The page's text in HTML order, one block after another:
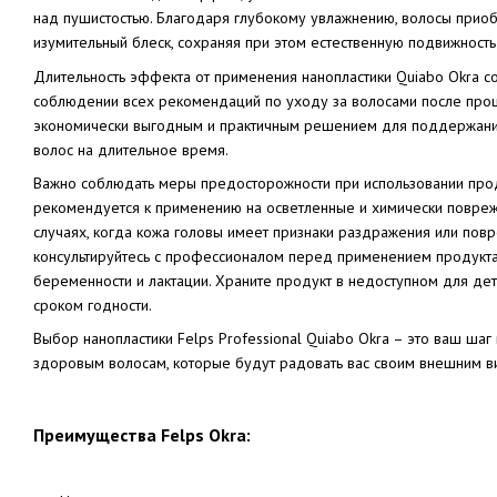
над пушистостью. Благодаря глубокому увлажнению, волосы
изумительный блеск, сохраняя при этом естественную
Длительность эффекта от применения нанопластики Quiabo Okra
соблюдении всех рекомендаций по уходу за волосами после
экономически выгодным и практичным решением для
волос на длительное время.
Важно соблюдать меры предосторожности при использовании
рекомендуется к применению на осветленные и химически
случаях, когда кожа головы имеет признаки раздражения или
консультируйтесь с профессионалом перед применением
беременности и лактации. Храните продукт в недоступном для
сроком годности.
Выбор нанопластики Felps Professional Quiabo Okra – это ваш
здоровым волосам, которые будут радовать вас своим внешним
Преимущества Felps Okra: